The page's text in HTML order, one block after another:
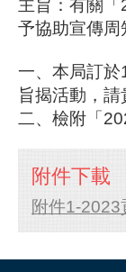
主旨：有關
予協助宣傳周
一、本局訂
旨揭活動，
二、檢附「
附件下載
附件1-